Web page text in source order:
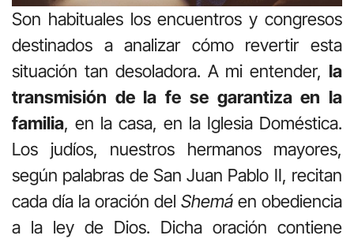
Son habituales los encuentros y congresos
destinados a analizar cómo revertir esta
situación tan desoladora. A mi entender, la
transmisión de la fe se garantiza en la
familia, en la casa, en la Iglesia Doméstica.
Los judíos, nuestros hermanos mayores,
según palabras de San Juan Pablo II, recitan
cada día la oración del Shemá en obediencia
a la ley de Dios. Dicha oración contiene